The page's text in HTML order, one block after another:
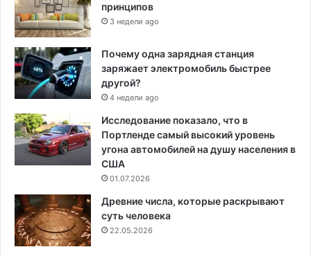
принципов
3 недели ago
Почему одна зарядная станция
заряжает электромобиль быстрее
другой?
4 недели ago
Исследование показало, что в
Портленде самый высокий уровень
угона автомобилей на душу населения в
США
01.07.2026
Древние числа, которые раскрывают
суть человека
22.05.2026